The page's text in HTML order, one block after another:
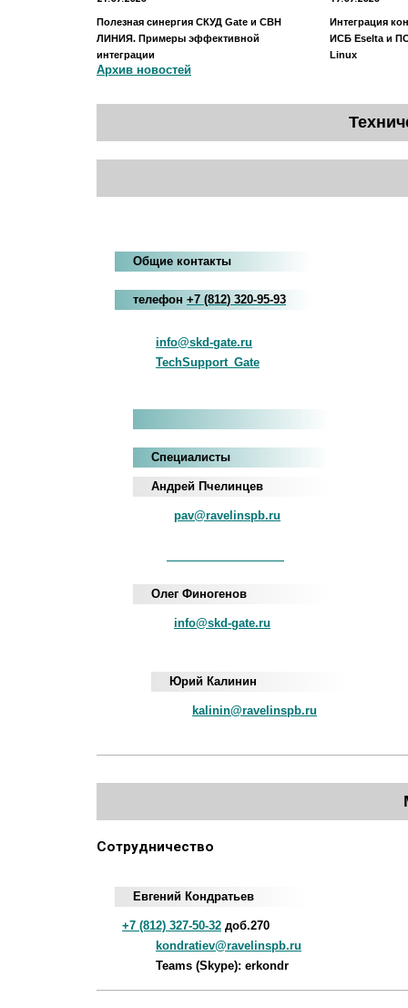
Полезная синергия СКУД Gatе и СВН
ЛИНИЯ. Примеры эффективной
интеграции
Интеграция
ИСБ Eselta и
Linux
Архив новостей
Общие контакты
телефон +7 (812) 320-95-93
info@skd-gate.ru
TechSupport_Gate
Специалисты
Андрей Пчелинцев
pav@ravelinspb.ru
Олег Финогенов
info@skd-gate.ru
Юрий Калинин
kalinin@ravelinspb.ru
Сотрудничество
Евгений Кондратьев
+7 (812) 327-50-32 доб.270
kondratiev@ravelinspb.ru
Teams (Skype): erkondr